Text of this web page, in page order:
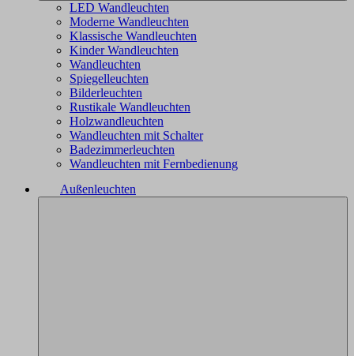
LED Wandleuchten
Moderne Wandleuchten
Klassische Wandleuchten
Kinder Wandleuchten
Wandleuchten
Spiegelleuchten
Bilderleuchten
Rustikale Wandleuchten
Holzwandleuchten
Wandleuchten mit Schalter
Badezimmerleuchten
Wandleuchten mit Fernbedienung
Außenleuchten